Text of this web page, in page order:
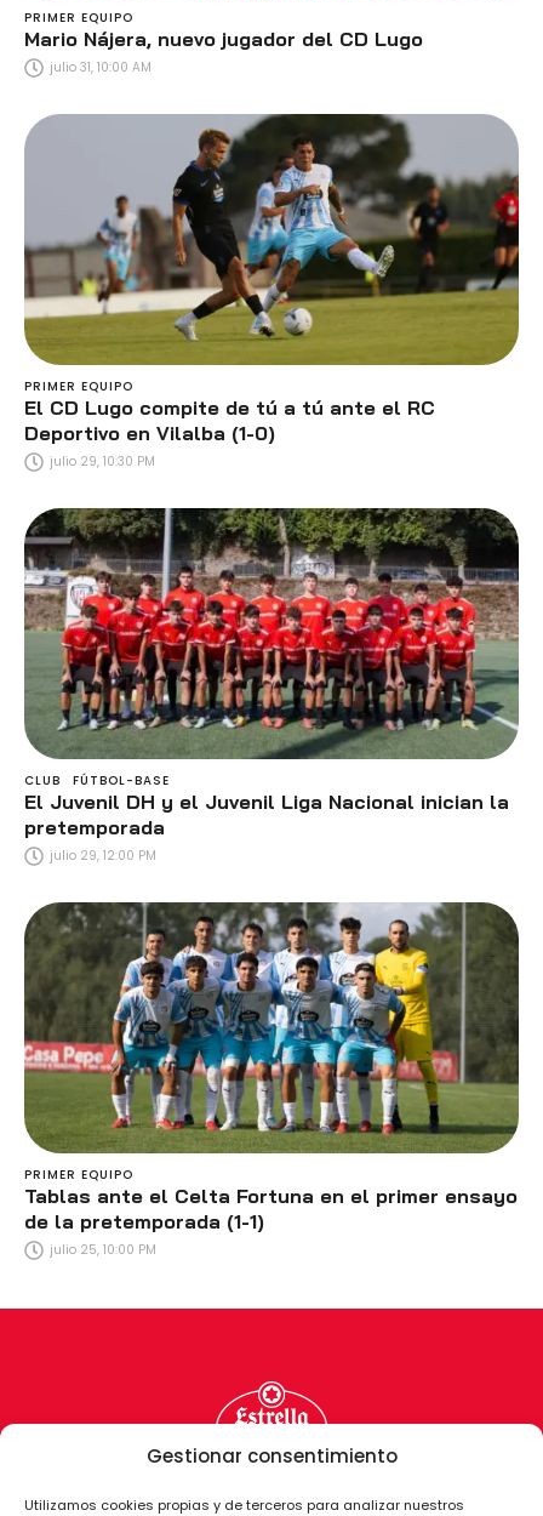
Gestionar consentimiento
Utilizamos cookies propias y de terceros para analizar nuestros
PRIMER EQUIPO
Mario Nájera, nuevo jugador del CD Lugo
julio 31, 10:00 AM
PRIMER EQUIPO
El CD Lugo compite de tú a tú ante el RC
Deportivo en Vilalba (1-0)
julio 29, 10:30 PM
CLUB FÚTBOL-BASE
El Juvenil DH y el Juvenil Liga Nacional inician la
pretemporada
julio 29, 12:00 PM
PRIMER EQUIPO
Tablas ante el Celta Fortuna en el primer ensayo
de la pretemporada (1-1)
julio 25, 10:00 PM